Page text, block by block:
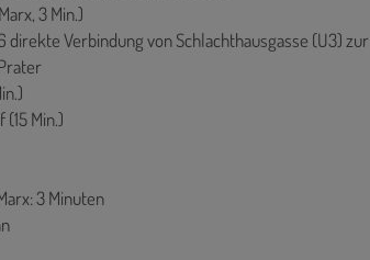
3 Min.)
Verbindung von Schlachthausgasse (U3) zur
Min.)
3 Minuten